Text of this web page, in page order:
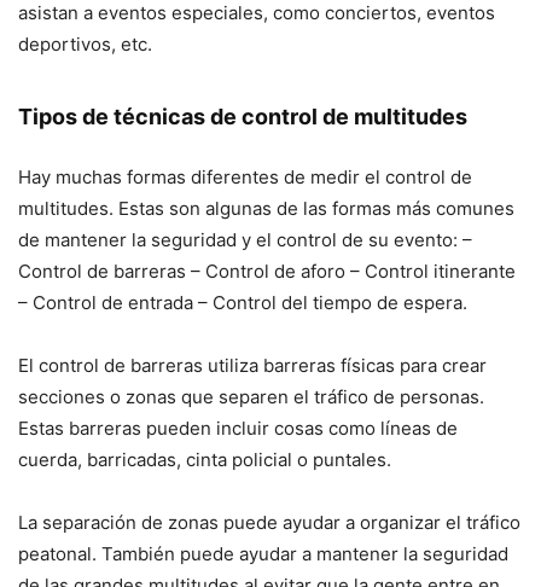
asistan a eventos especiales, como conciertos, eventos
deportivos, etc.
Tipos de técnicas de control de multitudes
Hay muchas formas diferentes de medir el control de
multitudes. Estas son algunas de las formas más comunes
de mantener la seguridad y el control de su evento: –
Control de barreras – Control de aforo – Control itinerante
– Control de entrada – Control del tiempo de espera.
El control de barreras utiliza barreras físicas para crear
secciones o zonas que separen el tráfico de personas.
Estas barreras pueden incluir cosas como líneas de
cuerda, barricadas, cinta policial o puntales.
La separación de zonas puede ayudar a organizar el tráfico
peatonal. También puede ayudar a mantener la seguridad